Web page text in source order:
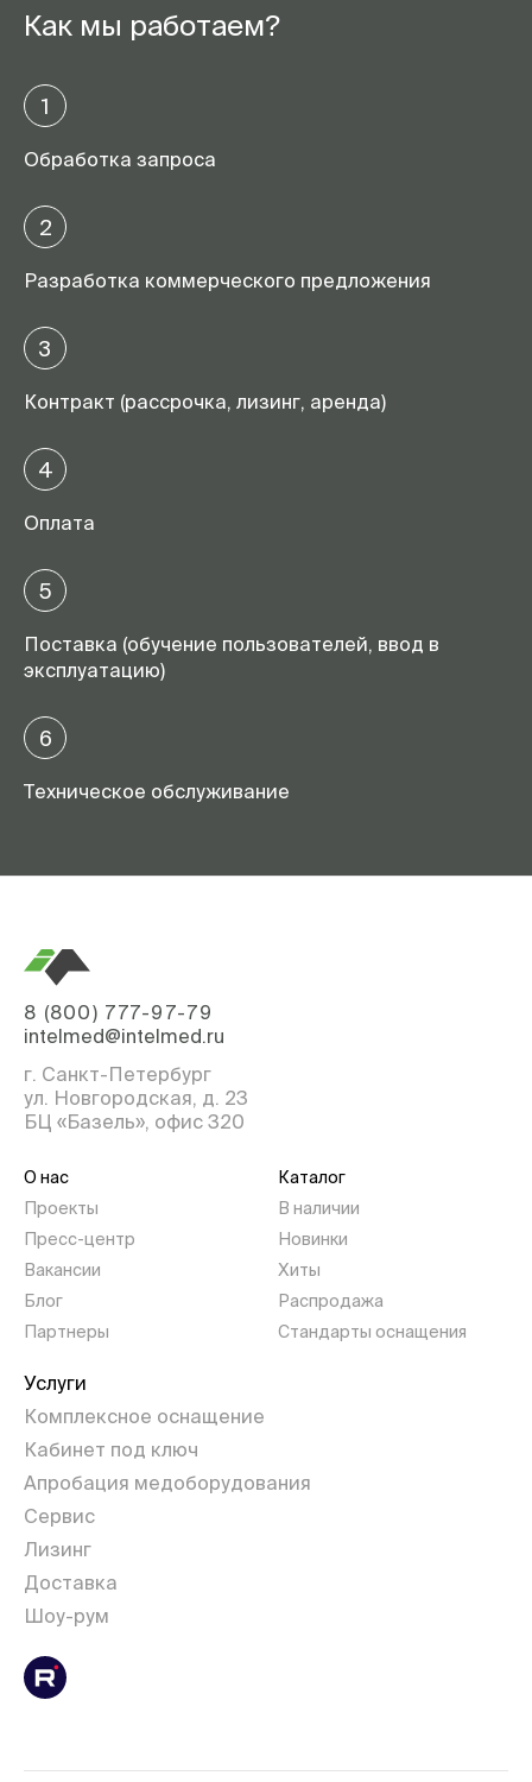
Как мы работаем?
1
Обработка запроса
2
Разработка коммерческого предложения
3
Контракт (рассрочка, лизинг, аренда)
4
Оплата
5
Поставка (обучение пользователей, ввод в
эксплуатацию)
6
Техническое обслуживание
8 (800) 777-97-79
intelmed@intelmed.ru
г. Санкт-Петербург
ул. Новгородская, д. 23
БЦ «Базель», офис 320
О нас
Проекты
Пресс-центр
Вакансии
Блог
Партнеры
Каталог
В наличии
Новинки
Хиты
Распродажа
Стандарты оснащения
Услуги
Комплексное оснащение
Кабинет под ключ
Апробация медоборудования
Сервис
Лизинг
Доставка
Шоу-рум